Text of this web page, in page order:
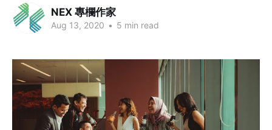
NEX 專欄作家
Aug 13, 2020 • 5 min read